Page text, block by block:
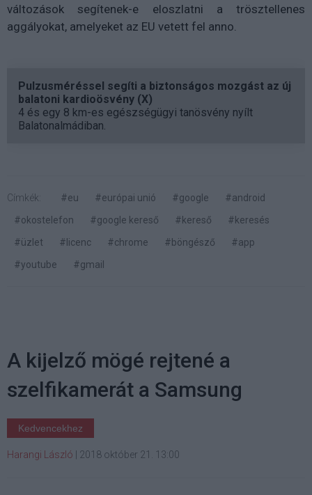
változások segítenek-e eloszlatni a trösztellenes
aggályokat, amelyeket az EU vetett fel anno.
Pulzusméréssel segíti a biztonságos mozgást az új
balatoni kardioösvény (X)
4 és egy 8 km-es egészségügyi tanösvény nyílt
Balatonalmádiban.
Címkék: #eu #európai unió #google
#android
#okostelefon
#google kereső #kereső
#keresés
#üzlet
#licenc #chrome #böngésző
#app
#youtube
#gmail
A kijelző mögé rejtené a
szelfikamerát a Samsung
Kedvencekhez
Harangi László 2018 október 21. 13:00